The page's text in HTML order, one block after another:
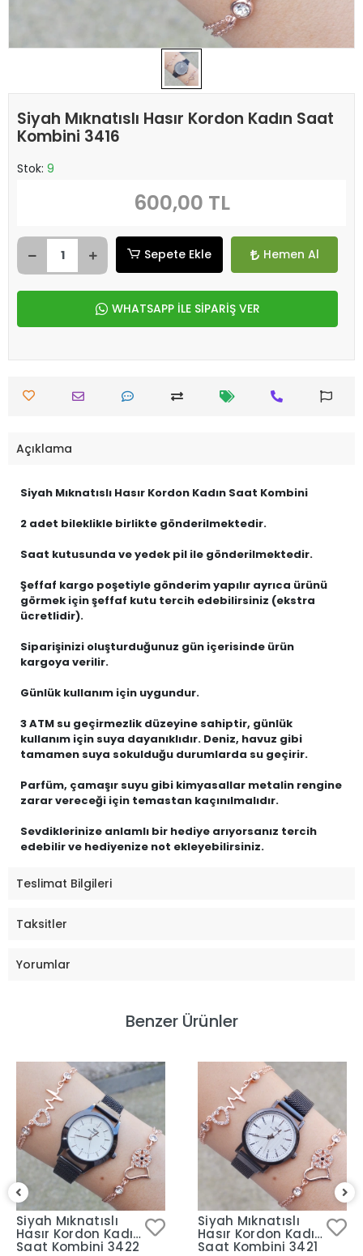
Siyah Mıknatıslı Hasır Kordon Kadın Saat
Kombini 3416
Stok: 9
600,00 TL
Sepete Ekle Hemen Al
WHATSAPP İLE SİPARİŞ VER
Açıklama
Siyah Mıknatıslı Hasır Kordon Kadın Saat Kombini
2 adet bileklikle birlikte gönderilmektedir.
Saat kutusunda ve yedek pil ile gönderilmektedir.
Şeffaf kargo poşetiyle gönderim yapılır ayrıca ürünü
görmek için şeffaf kutu tercih edebilirsiniz (ekstra
ücretlidir).
Siparişinizi oluşturduğunuz gün içerisinde ürün
kargoya verilir.
Günlük kullanım için uygundur.
3 ATM su geçirmezlik düzeyine sahiptir, günlük
kullanım için suya dayanıklıdır. Deniz, havuz gibi
tamamen suya sokulduğu durumlarda su geçirir.
Parfüm, çamaşır suyu gibi kimyasallar metalin rengine
zarar vereceği için temastan kaçınılmalıdır.
Sevdiklerinize anlamlı bir hediye arıyorsanız tercih
edebilir ve hediyenize not ekleyebilirsiniz.
Teslimat Bilgileri
Taksitler
Yorumlar
Benzer Ürünler
Siyah Mıknatıslı
Hasır Kordon Kadın
Saat Kombini 3422
Siyah Mıknatıslı
Hasır Kordon Kadın
Saat Kombini 3421